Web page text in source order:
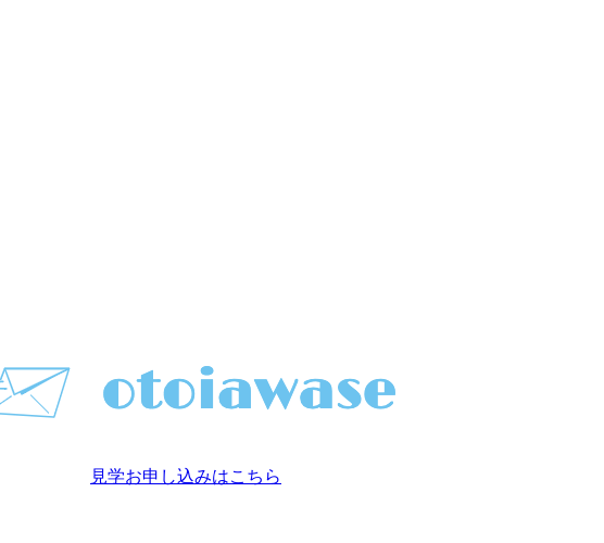
見学お申し込みはこちら